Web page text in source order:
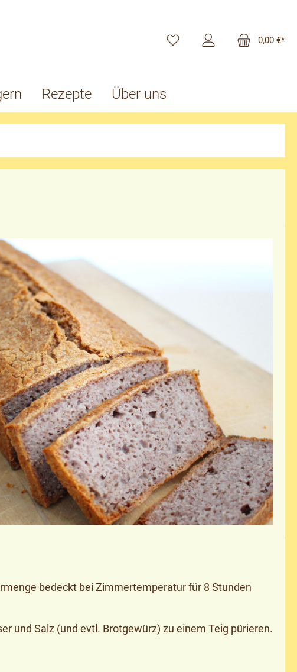
0,00 €*
Rezepte Über uns
bedeckt bei Zimmertemperatur für 8 Stunden
und Salz (und evtl. Brotgewürz) zu einem Teig pürieren.